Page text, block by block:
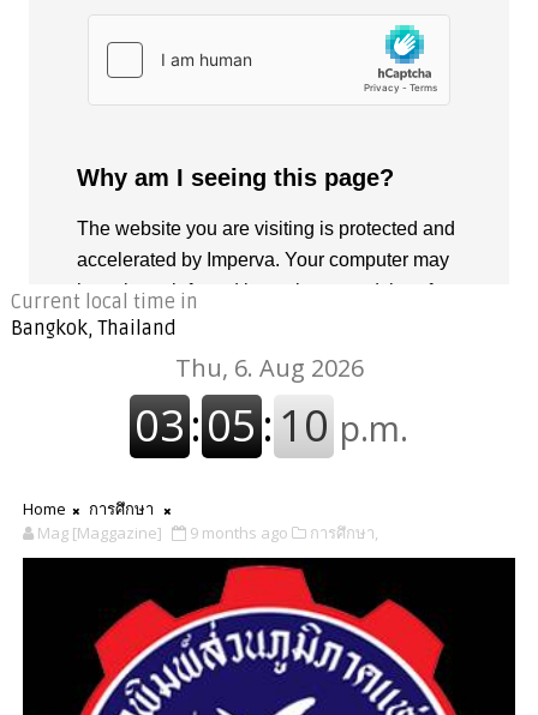
Current local time in
Bangkok, Thailand
Home
การศึกษา
Mag [Maggazine]
9 months ago การศึกษา,